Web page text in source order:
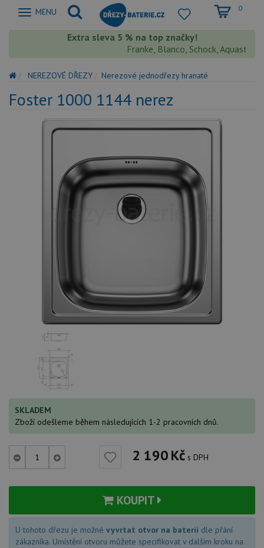
Zobrazit
MENU 0
Extra sleva 5 % na top značky!
Franke, Blanco, Schock,
NEREZOVÉ DŘEZY Nerezové jednodřezy hranaté
Foster 1000 1144 nerez
SKLADEM
Zboží odešleme během následujících 1-2 pracovních dnů.
2 190Kč s DPH
KOUPIT
U tohoto dřezu je možné vyvrtat otvor na baterii dle přání
zákazníka. Umístění otvoru můžete specifikovat v dalším kroku na